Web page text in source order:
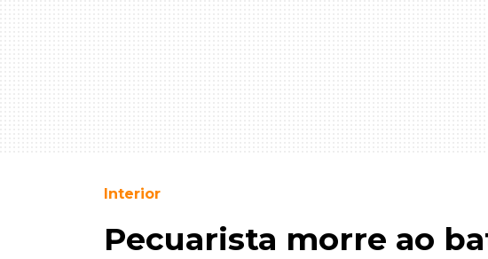
Interior
Pecuarista morre ao